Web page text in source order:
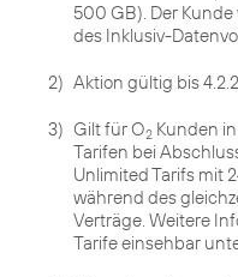
500 GB). Der
des Inklusiv-
2) Aktion gültig bis
3) Gilt für O2 Kunden
Tarifen bei
Unlimited Tarifs mit
während des
Verträge. Weitere
Tarife einsehbar